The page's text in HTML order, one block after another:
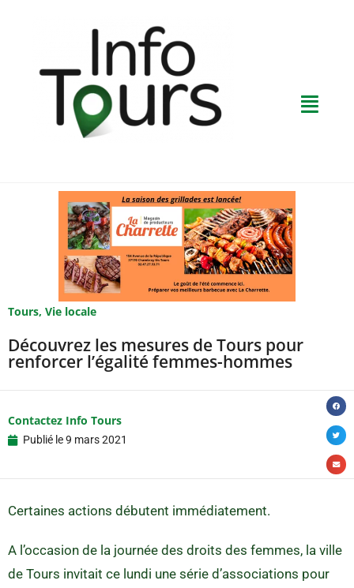
Tours, Vie locale
Découvrez les mesures de Tours pour
renforcer l’égalité femmes-hommes
Contactez Info Tours
Publié le9 mars 2021
Certaines actions débutent immédiatement.
A l’occasion de la journée des droits des femmes, la ville
de Tours invitait ce lundi une série d’associations pour